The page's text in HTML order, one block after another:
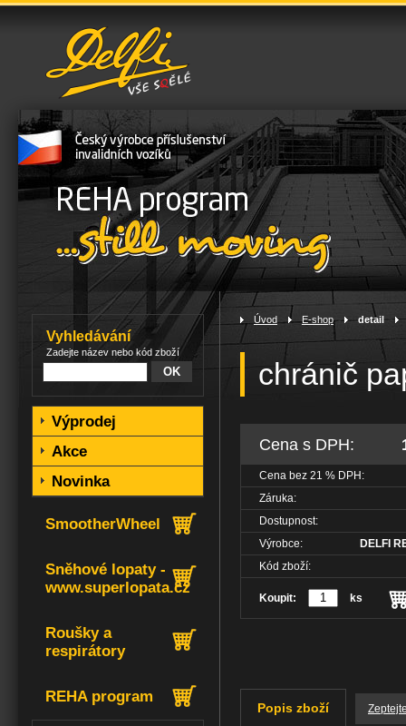
Úvod > E-shop> detail
chránič
Cena s DPH:
Cena bez 21 % DPH:
Záruka:
Dostupnost:
Výrobce:
DELFI
Kód zboží:
Koupit: ks
Popis zboží
Vyhledávání
Zadejte název nebo kód zboží
Výprodej
Akce
Novinka
SmootherWheel
Sněhové lopaty -
www.superlopata.cz
Roušky a
respirátory
REHA program